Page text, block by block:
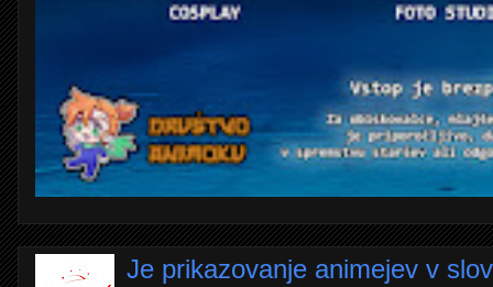
Je prikazovanje animejev v